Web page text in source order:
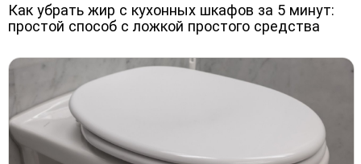
Как убрать жир с кухонных шкафов за 5 минут:
простой способ с ложкой простого средства